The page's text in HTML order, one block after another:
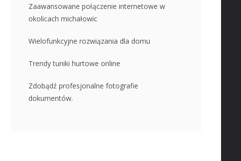
Zaawansowane połączenie internetowe w
okolicach michałowic
Wielofunkcyjne rozwiązania dla domu
Trendy tuniki hurtowe online
Zdobądź profesjonalne fotografie
dokumentów.